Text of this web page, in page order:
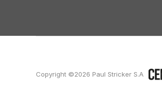
Copyright ©2026 Paul Stricker S.A